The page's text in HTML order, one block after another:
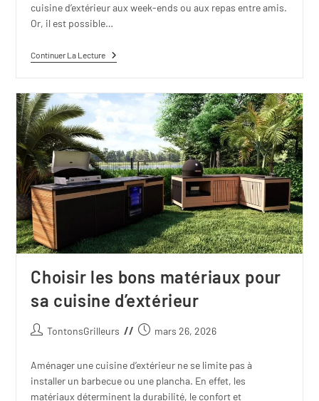
cuisine d’extérieur aux week-ends ou aux repas entre amis.
Or, il est possible…
Continuer La Lecture
Choisir les bons matériaux pour
sa cuisine d’extérieur
TontonsGrilleurs mars 26, 2026
Aménager une cuisine d’extérieur ne se limite pas à
installer un barbecue ou une plancha. En effet, les
matériaux déterminent la durabilité, le confort et